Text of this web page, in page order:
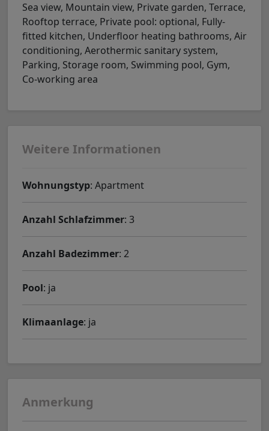
Sea view, Mountain view, Private garden, Terrace,
Rooftop terrace, Private pool: optional, Fully-
fitted kitchen, Underfloor heating bathrooms, Air
conditioning, Aerothermic sanitary system,
Parking, Storage room, Swimming pool, Gym,
Co-working area
Weitere Informationen
Wohnungstyp: Apartment
Anzahl Schlafzimmer: 3
Anzahl Badezimmer: 2
Pool: ja
Klimaanlage: ja
Anmerkung